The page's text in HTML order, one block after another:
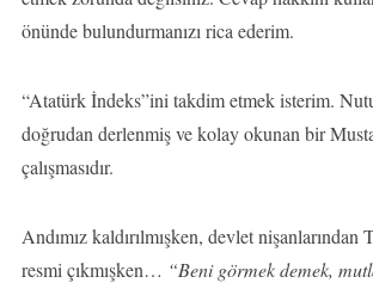
önünde bulundurmanızı rica ederim.
“Atatürk İndeks”ini takdim etmek isterim.
doğrudan derlenmiş ve kolay okunan bir
çalışmasıdır.
Andımız kaldırılmışken, devlet
resmi çıkmışken… “Beni görmek demek,